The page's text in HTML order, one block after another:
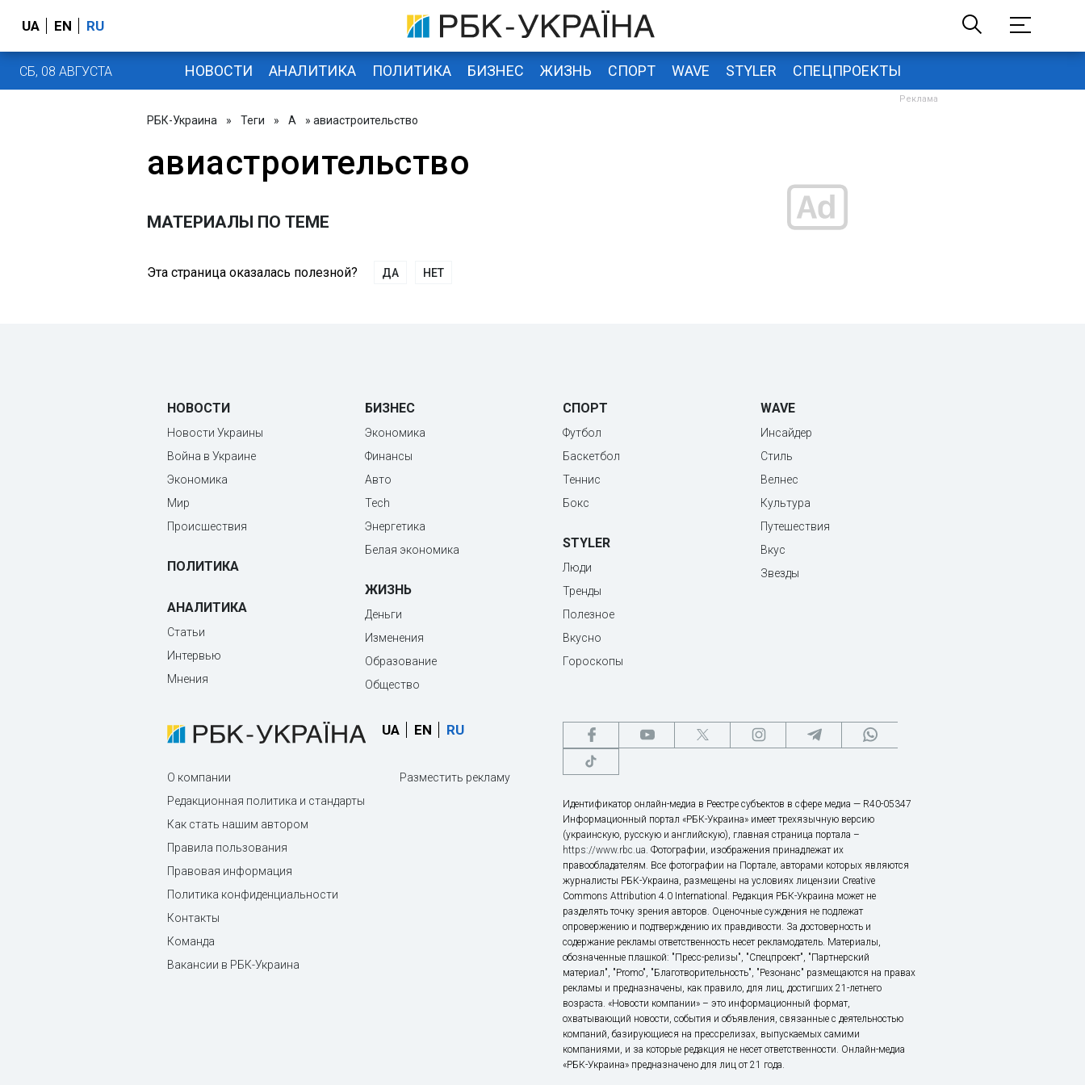
UA EN RU
СБ, 08 АВГУСТА НОВОСТИ АНАЛИТИКА ПОЛИТИКА БИЗНЕС ЖИЗНЬ СПОРТ WAVE STYLER СПЕЦПРОЕКТЫ
РБК-Украина » Теги » А » авиастроительство
авиастроительство
МАТЕРИАЛЫ ПО ТЕМЕ
Эта страница оказалась полезной? ДА НЕТ
НОВОСТИ
Новости Украины
Война в Украине
Экономика
Мир
Происшествия
ПОЛИТИКА
АНАЛИТИКА
Статьи
Интервью
Мнения
БИЗНЕС
Экономика
Финансы
Авто
Tech
Энергетика
Белая экономика
ЖИЗНЬ
Деньги
Изменения
Образование
Общество
СПОРТ
Футбол
Баскетбол
Теннис
Бокс
STYLER
Люди
Тренды
Полезное
Вкусно
Гороскопы
WAVE
Инсайдер
Стиль
Велнес
Культура
Путешествия
Вкус
Звезды
UA EN RU
О компании
Редакционная политика и стандарты
Как стать нашим автором
Правила пользования
Правовая информация
Политика конфиденциальности
Контакты
Команда
Вакансии в РБК-Украина
Разместить рекламу
Идентификатор онлайн-медиа в Реестре субъектов в сфере медиа — R40-05347
Информационный портал «РБК-Украина» имеет трехязычную версию
(украинскую, русскую и английскую), главная страница портала –
https://www.rbc.ua. Фотографии, изображения принадлежат их
правообладателям. Все фотографии на Портале, авторами которых являются
журналисты РБК-Украина, размещены на условиях лицензии Creative
Commons Attribution 4.0 International. Редакция РБК-Украина может не
разделять точку зрения авторов. Оценочные суждения не подлежат
опровержению и подтверждению их правдивости. За достоверность и
содержание рекламы ответственность несет рекламодатель. Материалы,
обозначенные плашкой: "Пресс-релизы", "Спецпроект", "Партнерский
материал", "Promo", "Благотворительность", "Резонанс" размещаются на правах
рекламы и предназначены, как правило, для лиц, достигших 21-летнего
возраста. «Новости компании» – это информационный формат,
охватывающий новости, события и объявления, связанные с деятельностью
компаний, базирующиеся на прессрелизах, выпускаемых самими
компаниями, и за которые редакция не несет ответственности. Онлайн-медиа
«РБК-Украина» предназначено для лиц от 21 года.